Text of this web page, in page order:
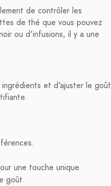
de contrôler les
de thé que vous pouvez
ou d'infusions, il y a une
et d'ajuster le goût
une touche unique.
goût.